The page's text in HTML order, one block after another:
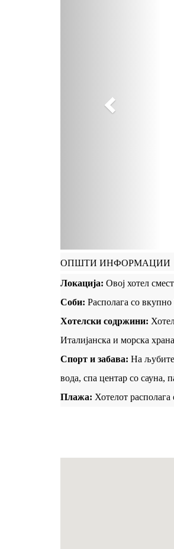
ОПШТИ ИНФОРМАЦИИ
Локација: Овој хотел
Соби: Располага со
Хотелски содржини:
Италијанска и морска
Спорт и забава: На
вода, спа центар со сауна,
Плажа: Хотелот